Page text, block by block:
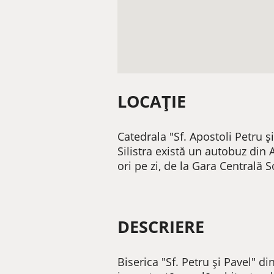
LOCAȚIE
Catedrala "Sf. Apostoli Petru
Silistra există un autobuz din
ori pe zi, de la Gara Centrală
DESCRIERE
Biserica "Sf. Petru și Pavel"